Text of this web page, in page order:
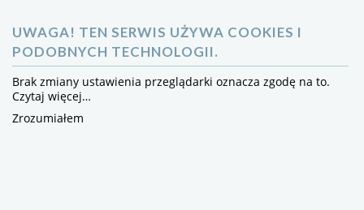
UWAGA! TEN SERWIS UŻYWA COOKIES I
PODOBNYCH TECHNOLOGII.
Brak zmiany ustawienia przeglądarki oznacza zgodę na to.
Czytaj więcej…
Zrozumiałem